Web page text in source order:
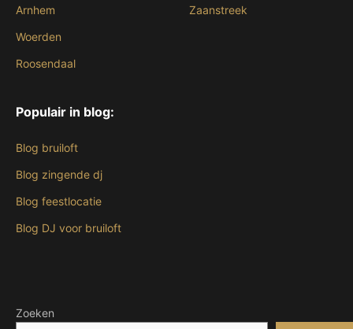
Arnhem
Woerden
Roosendaal
Zaanstreek
Populair in blog:
Blog bruiloft
Blog zingende dj
Blog feestlocatie
Blog DJ voor bruiloft
Zoeken